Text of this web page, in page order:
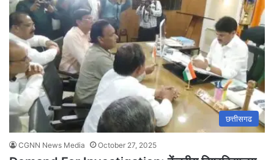
छत्तीसगढ
CGNN News Media October 27, 2025